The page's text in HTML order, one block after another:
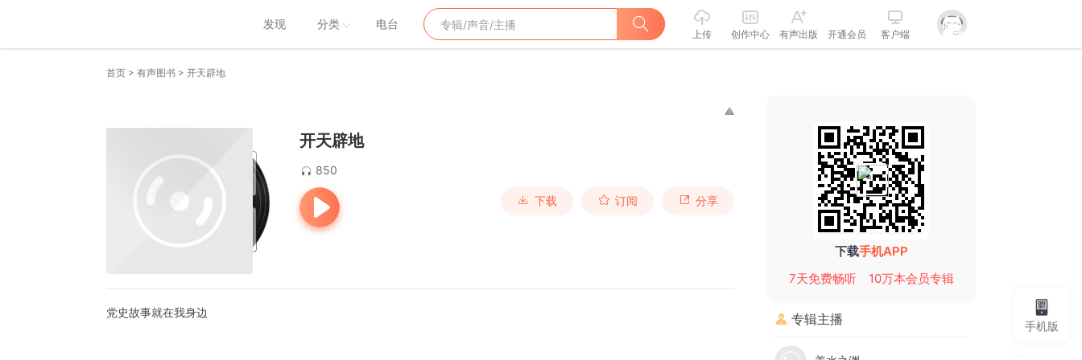
发现 分类 电台
上传 创作中心 有声出版 开通会员 客户端
首页 > 有声图书 > 开天辟地
开天辟地
850
下载 订阅 分享
党史故事就在我身边
下载手机APP
7天免费畅听
10万本会员专辑
专辑主播 手机版